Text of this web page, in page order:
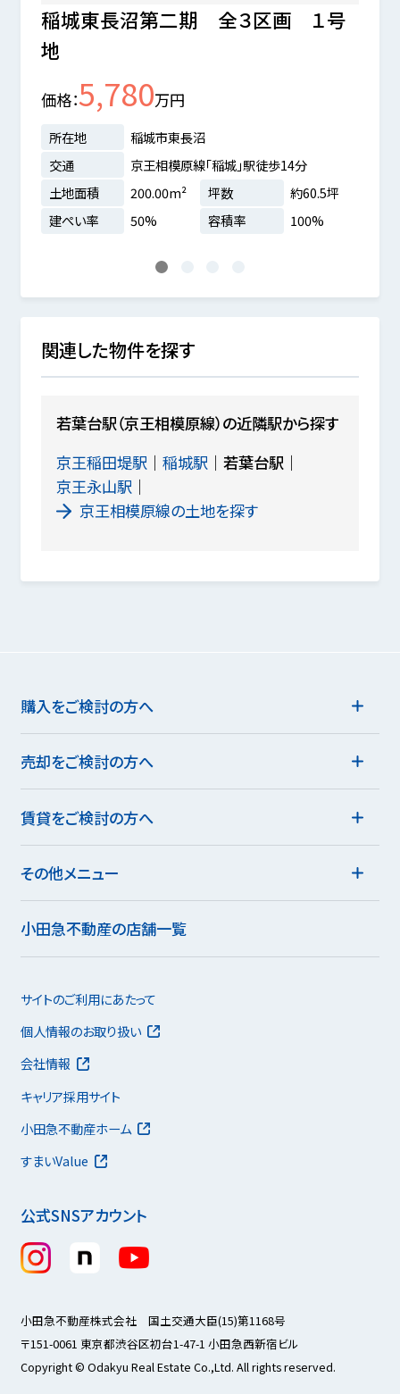
稲城東長沼第二期 全３区画 １号
地
価格 5,780万円
所在地
稲城市東長沼
交通
京王相模原線「稲城」駅徒歩14分
土地面積
200.00m² 坪数
約60.5坪
建ぺい率
50% 容積率 100%
1
関連した物件を探す
若葉台駅（京王相模原線）の近隣駅から探す
京王稲田堤駅
稲城駅
若葉台駅
京王永山駅
京王相模原線の土地を探す
購入をご検討の方へ
売却をご検討の方へ
賃貸をご検討の方へ
その他メニュー
小田急不動産の店舗一覧
公式SNSアカウント
サイトのご利用にあたって
個人情報のお取り扱い
会社情報
キャリア採用サイト
小田急不動産ホーム
すまいValue
小田急不動産株式会社 国土交通大臣(15)第1168号
〒151-0061 東京都渋谷区初台1-47-1 小田急西新宿ビル
Copyright © Odakyu Real Estate Co.,Ltd. All rights reserved.